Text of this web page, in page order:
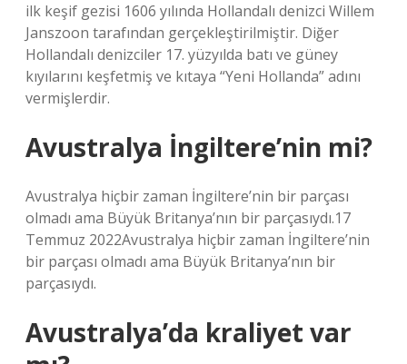
ilk keşif gezisi 1606 yılında Hollandalı denizci Willem
Janszoon tarafından gerçekleştirilmiştir. Diğer
Hollandalı denizciler 17. yüzyılda batı ve güney
kıyılarını keşfetmiş ve kıtaya “Yeni Hollanda” adını
vermişlerdir.
Avustralya İngiltere’nin mi?
Avustralya hiçbir zaman İngiltere’nin bir parçası
olmadı ama Büyük Britanya’nın bir parçasıydı.17
Temmuz 2022Avustralya hiçbir zaman İngiltere’nin
bir parçası olmadı ama Büyük Britanya’nın bir
parçasıydı.
Avustralya’da kraliyet var